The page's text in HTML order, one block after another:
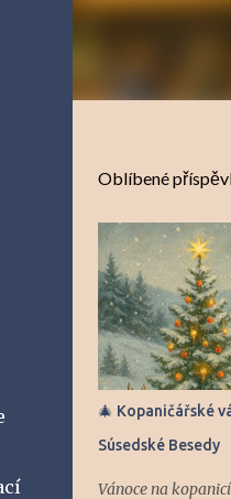
Oblíbené
🎄 Kopaničářské
Súsedské Besedy
Vánoce na